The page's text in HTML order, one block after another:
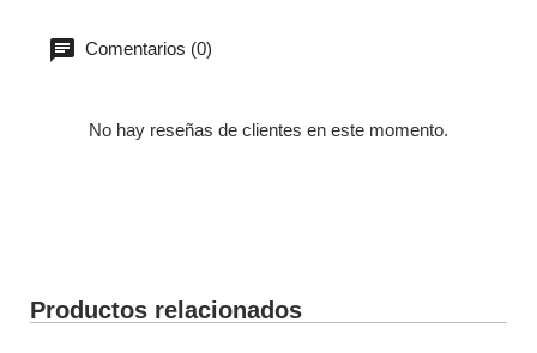
Comentarios (0)
No hay reseñas de clientes en este momento.
Productos relacionados